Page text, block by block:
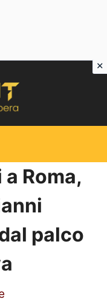
Roma,
palco